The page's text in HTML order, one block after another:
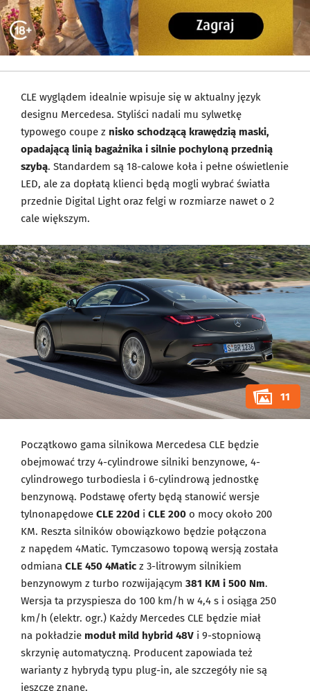
CLE wyglądem idealnie wpisuje się w aktualny język
designu Mercedesa. Styliści nadali mu sylwetkę
typowego coupe z nisko schodzącą krawędzią maski,
opadającą linią bagażnika i silnie pochyloną przednią
szybą. Standardem są 18-calowe koła i pełne oświetlenie
LED, ale za dopłatą klienci będą mogli wybrać światła
przednie Digital Light oraz felgi w rozmiarze nawet o 2
cale większym.
11
Początkowo gama silnikowa Mercedesa CLE będzie
obejmować trzy 4-cylindrowe silniki benzynowe, 4-
cylindrowego turbodiesla i 6-cylindrową jednostkę
benzynową. Podstawę oferty będą stanowić wersje
tylnonapędowe CLE 220d i CLE 200 o mocy około 200
KM. Reszta silników obowiązkowo będzie połączona
z napędem 4Matic. Tymczasowo topową wersją została
odmiana CLE 450 4Matic z 3-litrowym silnikiem
benzynowym z turbo rozwijającym 381 KM i 500 Nm.
Wersja ta przyspiesza do 100 km/h w 4,4 s i osiąga 250
km/h (elektr. ogr.) Każdy Mercedes CLE będzie miał
na pokładzie moduł mild hybrid 48V i 9-stopniową
skrzynię automatyczną. Producent zapowiada też
warianty z hybrydą typu plug-in, ale szczegóły nie są
jeszcze znane.